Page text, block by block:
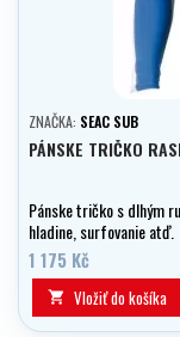
ZNAČKA: SEAC SUB
PÁNSKE TRIČKO
Pánske tričko s dlhým
hladine, surfovanie atď.
1 175 Kč
 Vložiť do košíka